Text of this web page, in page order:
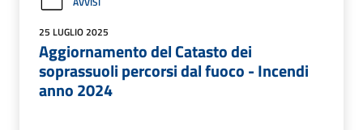
25 LUGLIO 2025
Aggiornamento del Catasto dei
soprassuoli percorsi dal fuoco - Incendi
anno 2024